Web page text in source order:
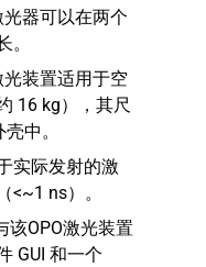
器可以在两个
装置适用于空
16 kg），其尺
中。
实际发射的激
<~1 ns）。
该OPO激光装置
GUI 和一个